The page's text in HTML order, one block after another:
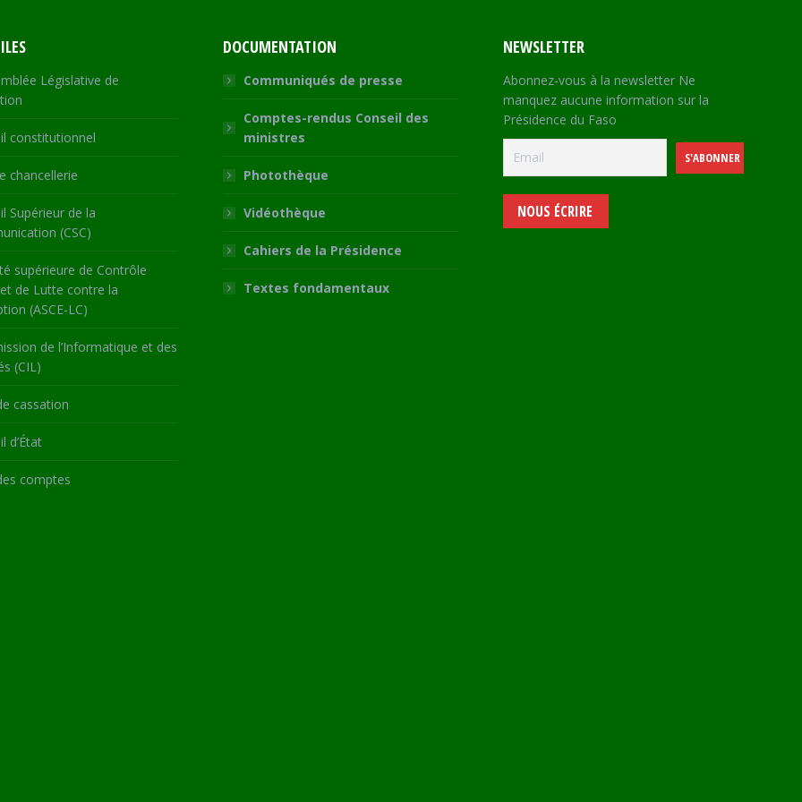
Législative de
constitutionnel
chancellerie
Supérieur de la
(CSC)
supérieure de Contrôle
et de Lutte contre la
(ASCE-LC)
de l’Informatique et des
(CIL)
cassation
d’État
comptes
DOCUMENTATION
Communiqués de presse
Comptes-rendus Conseil des
ministres
Photothèque
Vidéothèque
Cahiers de la Présidence
Textes fondamentaux
NEWSLETTER
Abonnez-vous à la newsletter Ne
manquez aucune information sur la
Présidence du Faso
NOUS ÉCRIRE